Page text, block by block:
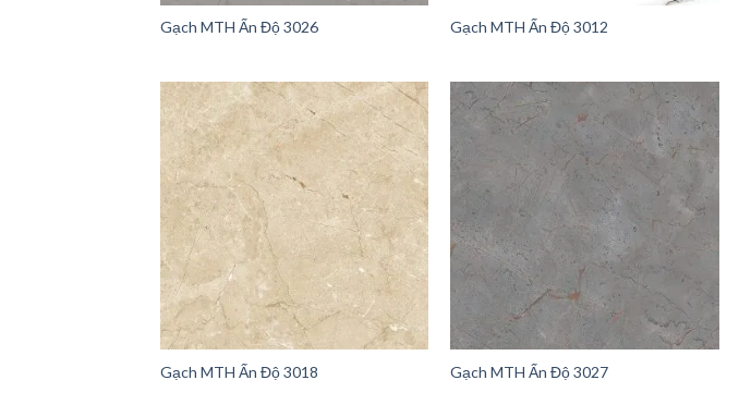
Gạch MTH Ấn Độ 3026 Gạch MTH Ấn Độ 3012
Gạch MTH Ấn Độ 3018 Gạch MTH Ấn Độ 3027